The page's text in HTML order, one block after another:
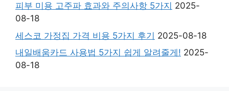
피부 미용 고주파 효과와 주의사항 5가지 2025-
08-18
세스코 가정집 가격 비용 5가지 후기 2025-08-18
내일배움카드 사용법 5가지 쉽게 알려줄게! 2025-
08-18